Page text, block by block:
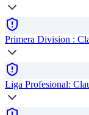
Primera Division :
Liga Profesional: